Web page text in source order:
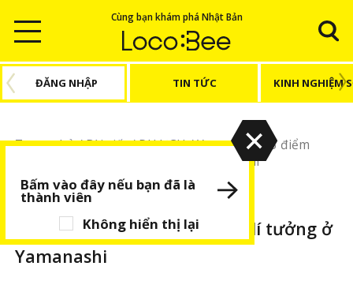
Cùng bạn khám phá Nhật Bản
ĐĂNG NHẬP TIN TỨC KINH NGHIỆM
Trang chủ/Bài viết/DU LỊCH/Yamanashi/ 3 điểm
ngắm núi Phú Sĩ đẹp lí tưởng ở Yamanashi
DU LỊCH Yamanashi
3 điểm ngắm núi Phú Sĩ đẹp lí tưởng ở
Yamanashi
Không hiển thị lại
Bấm vào đây nếu bạn đã là
thành viên